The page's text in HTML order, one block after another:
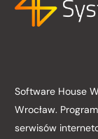
Software House
Wrocław.
serwisów